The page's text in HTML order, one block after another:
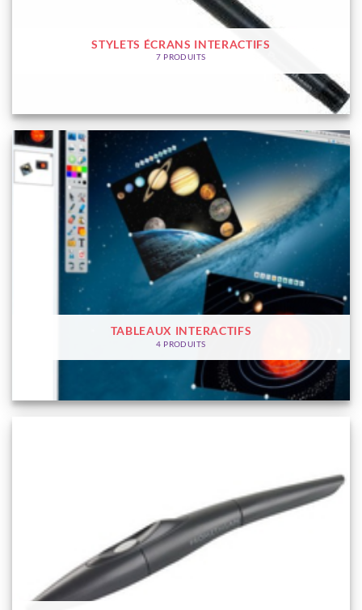
STYLETS ÉCRANS INTERACTIFS
7 PRODUITS
TABLEAUX INTERACTIFS
4 PRODUITS